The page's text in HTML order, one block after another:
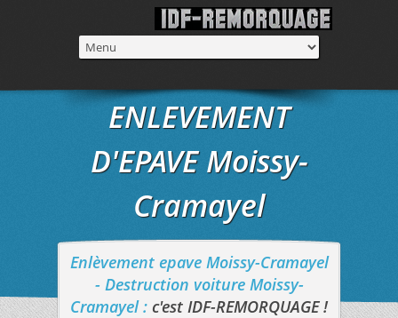
ENLEVEMENT
D'EPAVE Moissy-
Cramayel
Enlèvement epave Moissy-Cramayel
- Destruction voiture Moissy-
Cramayel : c'est IDF-REMORQUAGE !